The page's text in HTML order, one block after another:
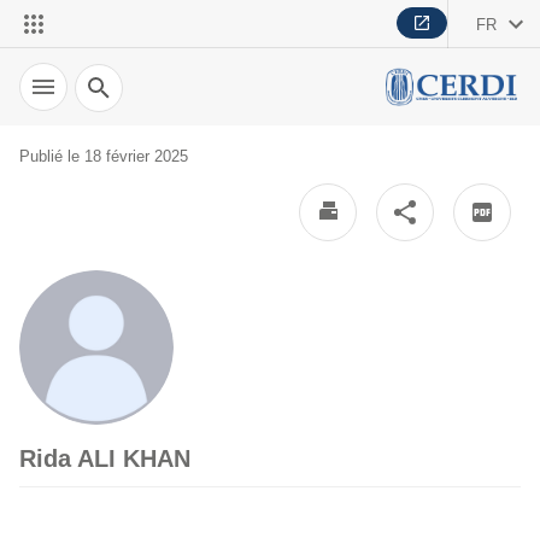
FR
Recherche
Publié le 18 février 2025
Rida ALI KHAN